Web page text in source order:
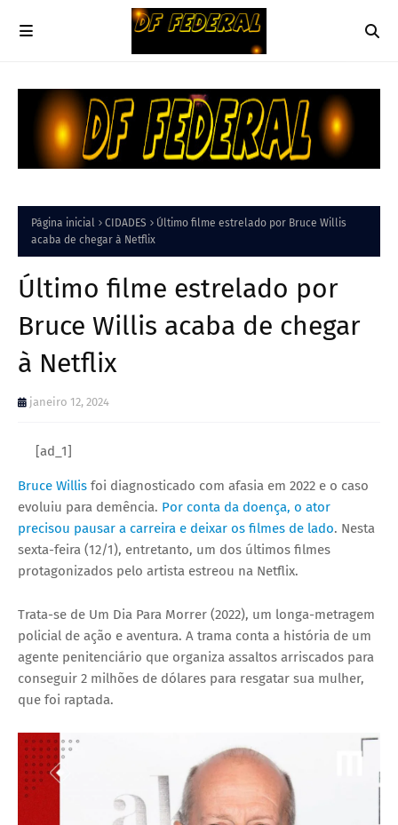
Página inicial CIDADES
Último filme estrelado por Bruce Willis
acaba de chegar à Netflix
Último filme estrelado por
Bruce Willis acaba de chegar
à Netflix
janeiro 12, 2024
[ad_1]
Bruce Willis foi diagnosticado com afasia em 2022 e o caso
evoluiu para demência. Por conta da doença, o ator
precisou pausar a carreira e deixar os filmes de lado. Nesta
sexta-feira (12/1), entretanto, um dos últimos filmes
protagonizados pelo artista estreou na Netflix.
Trata-se de Um Dia Para Morrer (2022), um longa-metragem
policial de ação e aventura. A trama conta a história de um
agente penitenciário que organiza assaltos arriscados para
conseguir 2 milhões de dólares para resgatar sua mulher,
que foi raptada.